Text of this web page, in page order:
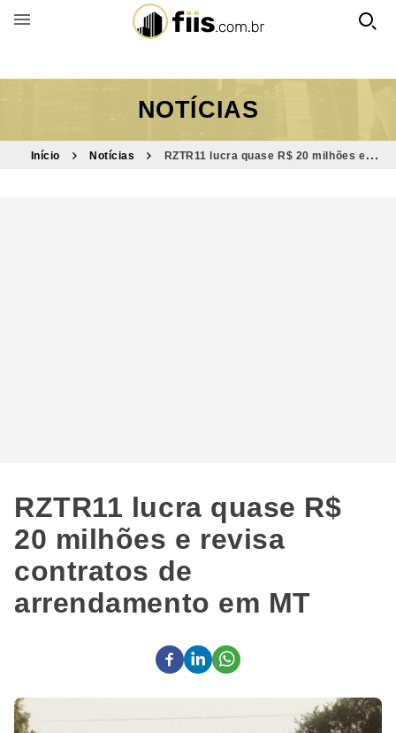
BUSCAR POR FUNDO
NOTÍCIAS
Início Notícias
RZTR11 lucra quase R$ 20 milhões e
RZTR11 lucra quase R$
20 milhões e revisa
contratos de
arrendamento em MT